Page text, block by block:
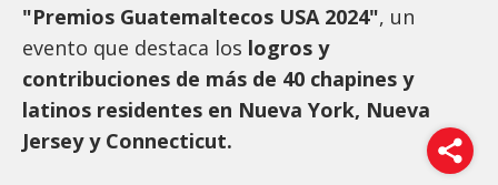
"Premios Guatemaltecos USA 2024", un
evento que destaca los logros y
contribuciones de más de 40 chapines y
latinos residentes en Nueva York, Nueva
Jersey y Connecticut.